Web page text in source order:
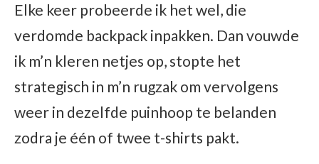
Elke keer probeerde ik het wel, die
verdomde backpack inpakken. Dan vouwde
ik m’n kleren netjes op, stopte het
strategisch in m’n rugzak om vervolgens
weer in dezelfde puinhoop te belanden
zodra je één of twee t-shirts pakt.